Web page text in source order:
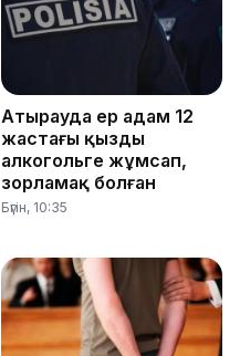
Атырауда ер адам 12
жастағы қызды
алкогольге жұмсап,
зорламақ болған
Бүгін, 10:35